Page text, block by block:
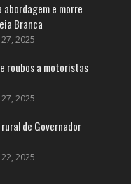
e morre
Branca
2025
roubos a motoristas
2025
de Governador
2025